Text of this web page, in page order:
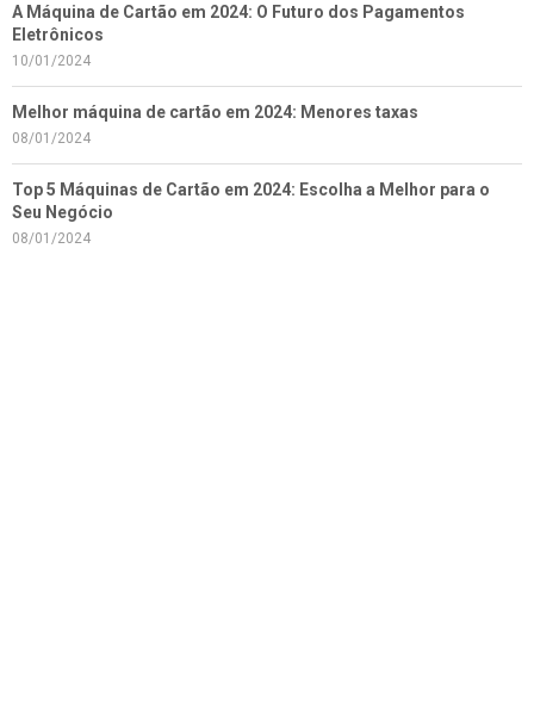
A Máquina de Cartão em 2024: O Futuro dos Pagamentos
Eletrônicos
10/01/2024
Melhor máquina de cartão em 2024: Menores taxas
08/01/2024
Top 5 Máquinas de Cartão em 2024: Escolha a Melhor para o
Seu Negócio
08/01/2024